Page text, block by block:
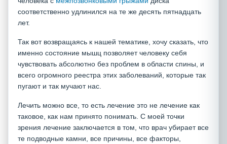
соответственно удлинился на те же десять пятнадцать
лет.
Так вот возвращаясь к нашей тематике, хочу сказать, что
именно состояние мышц позволяет человеку себя
чувствовать абсолютно без проблем в области спины, и
всего огромного реестра этих заболеваний, которые так
пугают и так мучают нас.
Лечить можно все, то есть лечение это не лечение как
таковое, как нам принято понимать. С моей точки
зрения лечение заключается в том, что врач убирает все
те подводные камни, все причины, все факторы,